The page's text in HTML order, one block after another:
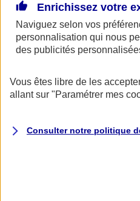
AXA
Enrichissez votre
Naviguez selon vos
personnalisation qui nous
des publicités
Vous êtes libre de les
allant sur "Paramétrer mes
Consulter notre politique